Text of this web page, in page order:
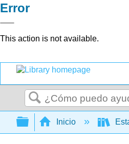
Error
This action is not available.
Buscar
Expandir/
Inicio